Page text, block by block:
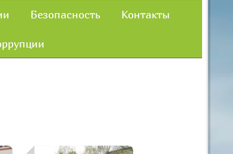
Безопасность Контакты